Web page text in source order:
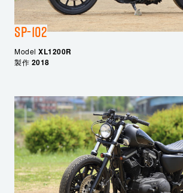
SP-102
Model XL1200R
製作 2018